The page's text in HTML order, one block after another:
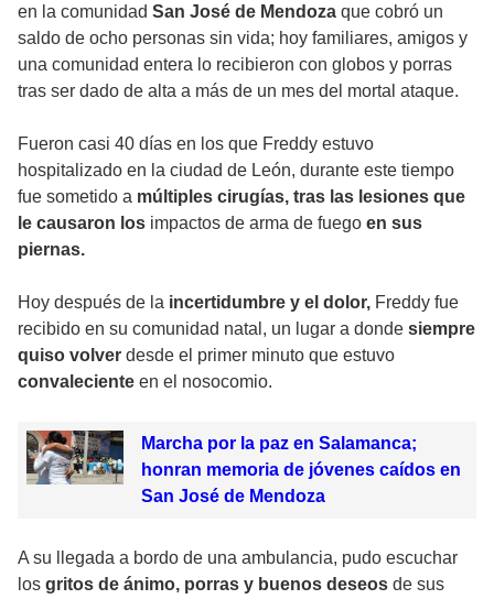
en la comunidad San José de Mendoza que cobró un
saldo de ocho personas sin vida; hoy familiares, amigos y
una comunidad entera lo recibieron con globos y porras
tras ser dado de alta a más de un mes del mortal ataque.
Fueron casi 40 días en los que Freddy estuvo
hospitalizado en la ciudad de León, durante este tiempo
fue sometido a múltiples cirugías, tras las lesiones que
le causaron los impactos de arma de fuego en sus
piernas.
Hoy después de la incertidumbre y el dolor, Freddy fue
recibido en su comunidad natal, un lugar a donde siempre
quiso volver desde el primer minuto que estuvo
convaleciente en el nosocomio.
Marcha por la paz en Salamanca;
honran memoria de jóvenes caídos en
San José de Mendoza
A su llegada a bordo de una ambulancia, pudo escuchar
los gritos de ánimo, porras y buenos deseos de sus